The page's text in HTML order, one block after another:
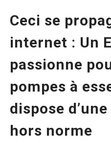
Ceci se
internet : Un
passionne
pompes à
dispose
hors norme